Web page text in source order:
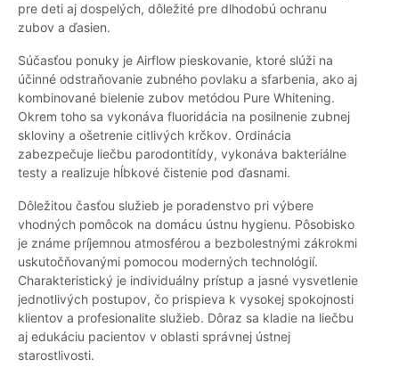
pre deti aj dospelých, dôležité pre dlhodobú ochranu
zubov a ďasien.
Súčasťou ponuky je Airflow pieskovanie, ktoré slúži na
účinné odstraňovanie zubného povlaku a sfarbenia, ako aj
kombinované bielenie zubov metódou Pure Whitening.
Okrem toho sa vykonáva fluoridácia na posilnenie zubnej
skloviny a ošetrenie citlivých krčkov. Ordinácia
zabezpečuje liečbu parodontitídy, vykonáva bakteriálne
testy a realizuje hĺbkové čistenie pod ďasnami.
Dôležitou časťou služieb je poradenstvo pri výbere
vhodných pomôcok na domácu ústnu hygienu. Pôsobisko
je známe príjemnou atmosférou a bezbolestnými zákrokmi
uskutočňovanými pomocou moderných technológií.
Charakteristický je individuálny prístup a jasné vysvetlenie
jednotlivých postupov, čo prispieva k vysokej spokojnosti
klientov a profesionalite služieb. Dôraz sa kladie na liečbu
aj edukáciu pacientov v oblasti správnej ústnej
starostlivosti.